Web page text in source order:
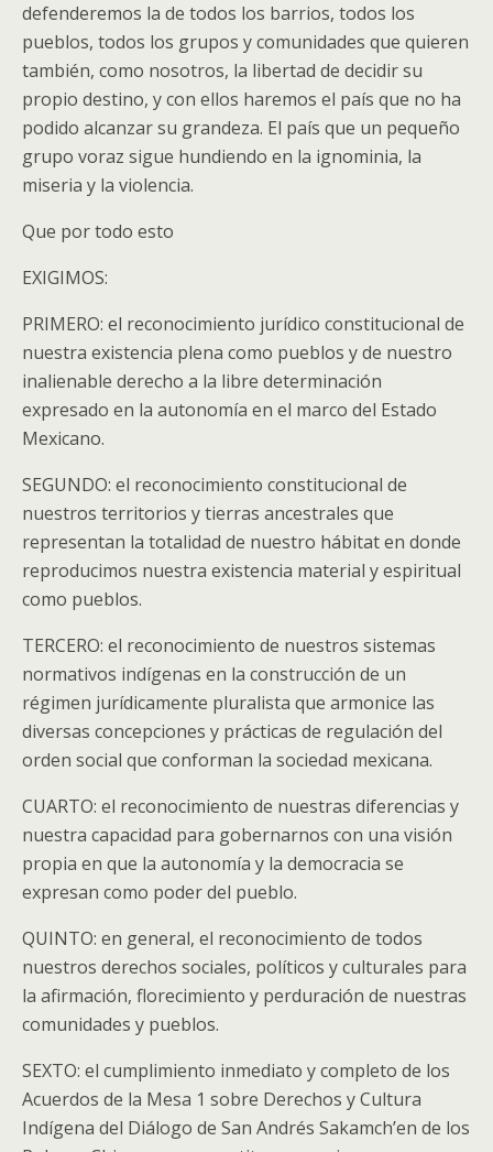
defenderemos la de todos los barrios, todos los
pueblos, todos los grupos y comunidades que quieren
también, como nosotros, la libertad de decidir su
propio destino, y con ellos haremos el país que no ha
podido alcanzar su grandeza. El país que un pequeño
grupo voraz sigue hundiendo en la ignominia, la
miseria y la violencia.
Que por todo esto
EXIGIMOS:
PRIMERO: el reconocimiento jurídico constitucional de
nuestra existencia plena como pueblos y de nuestro
inalienable derecho a la libre determinación
expresado en la autonomía en el marco del Estado
Mexicano.
SEGUNDO: el reconocimiento constitucional de
nuestros territorios y tierras ancestrales que
representan la totalidad de nuestro hábitat en donde
reproducimos nuestra existencia material y espiritual
como pueblos.
TERCERO: el reconocimiento de nuestros sistemas
normativos indígenas en la construcción de un
régimen jurídicamente pluralista que armonice las
diversas concepciones y prácticas de regulación del
orden social que conforman la sociedad mexicana.
CUARTO: el reconocimiento de nuestras diferencias y
nuestra capacidad para gobernarnos con una visión
propia en que la autonomía y la democracia se
expresan como poder del pueblo.
QUINTO: en general, el reconocimiento de todos
nuestros derechos sociales, políticos y culturales para
la afirmación, florecimiento y perduración de nuestras
comunidades y pueblos.
SEXTO: el cumplimiento inmediato y completo de los
Acuerdos de la Mesa 1 sobre Derechos y Cultura
Indígena del Diálogo de San Andrés Sakamch’en de los